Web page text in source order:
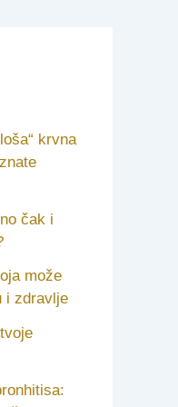
krvna
čak i
može
i zdravlje